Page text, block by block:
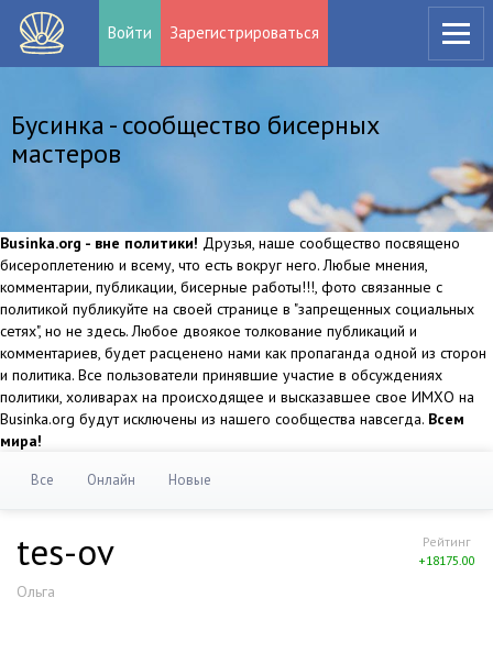
Войти Зарегистрироваться
Бусинка - сообщество бисерных
мастеров
Businka.org - вне политики! Друзья, наше сообщество посвящено
бисероплетению и всему, что есть вокруг него. Любые мнения,
комментарии, публикации, бисерные работы!!!, фото связанные с
политикой публикуйте на своей странице в "запрещенных социальных
сетях", но не здесь. Любое двоякое толкование публикаций и
комментариев, будет расценено нами как пропаганда одной из сторон
и политика. Все пользователи принявшие участие в обсуждениях
политики, холиварах на происходящее и высказавшее свое ИМХО на
Businka.org будут исключены из нашего сообщества навсегда. Всем
мира!
Все Онлайн Новые
Рейтинг
+18175.00
tes-ov
Ольга